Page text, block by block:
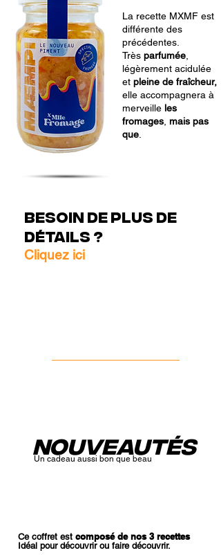
Besoin de plus de
détails ?
Cliquez ici
La recette MXMF est
différente des
précédentes.
Très parfumée
légèrement acidulée
et pleine de fraîcheur,
elle accompagnera à
merveille les
fromages mais pas
que
nOUVEAUTés
Un cadeau aussi bon que beau
Ce coffret est composé denos 3 recettes
Idéal pour découvrir ou faire découvrir.